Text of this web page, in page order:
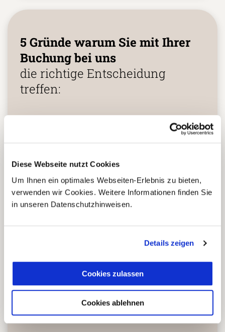
Diese Webseite nutzt Cookies
Um Ihnen ein optimales Webseiten-Erlebnis zu bieten,
verwenden wir Cookies. Weitere Informationen finden Sie
in unseren Datenschutzhinweisen.
Details zeigen
Cookies zulassen
Cookies ablehnen
5 Gründe warum Sie mit Ihrer
Buchung bei uns
die richtige Entscheidung
treffen:
Fernreisespezialist mit über
2
Persönliche Beratung durch
vielgereiste
Länderspezialisten.
Tourismuspreisen
ausgezeichnet und als
nachhaltiges Unternehmen
zertifiziert.